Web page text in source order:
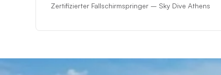
Zertifizierter Fallschirmspringer – Sky Dive Athens